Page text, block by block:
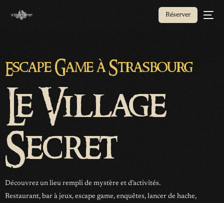
Réserver
Escape Game à Strasbourg
Le Village
Secret
Découvrez un lieu rempli de mystère et d’activités.
Restaurant, bar à jeux, escape game, enquêtes, lancer de hache,